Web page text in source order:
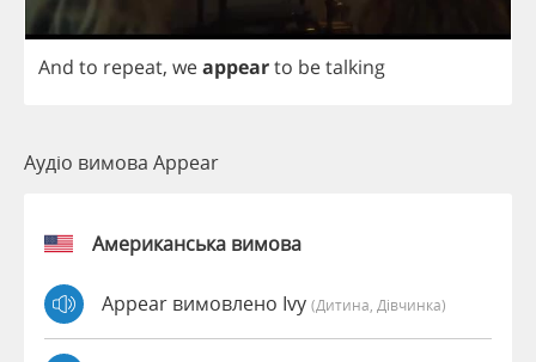
And to repeat, weappearto betalking
Аудіо вимова Appear
Американська вимова
Appear вимовлено Ivy (дитина, Дівчинка)